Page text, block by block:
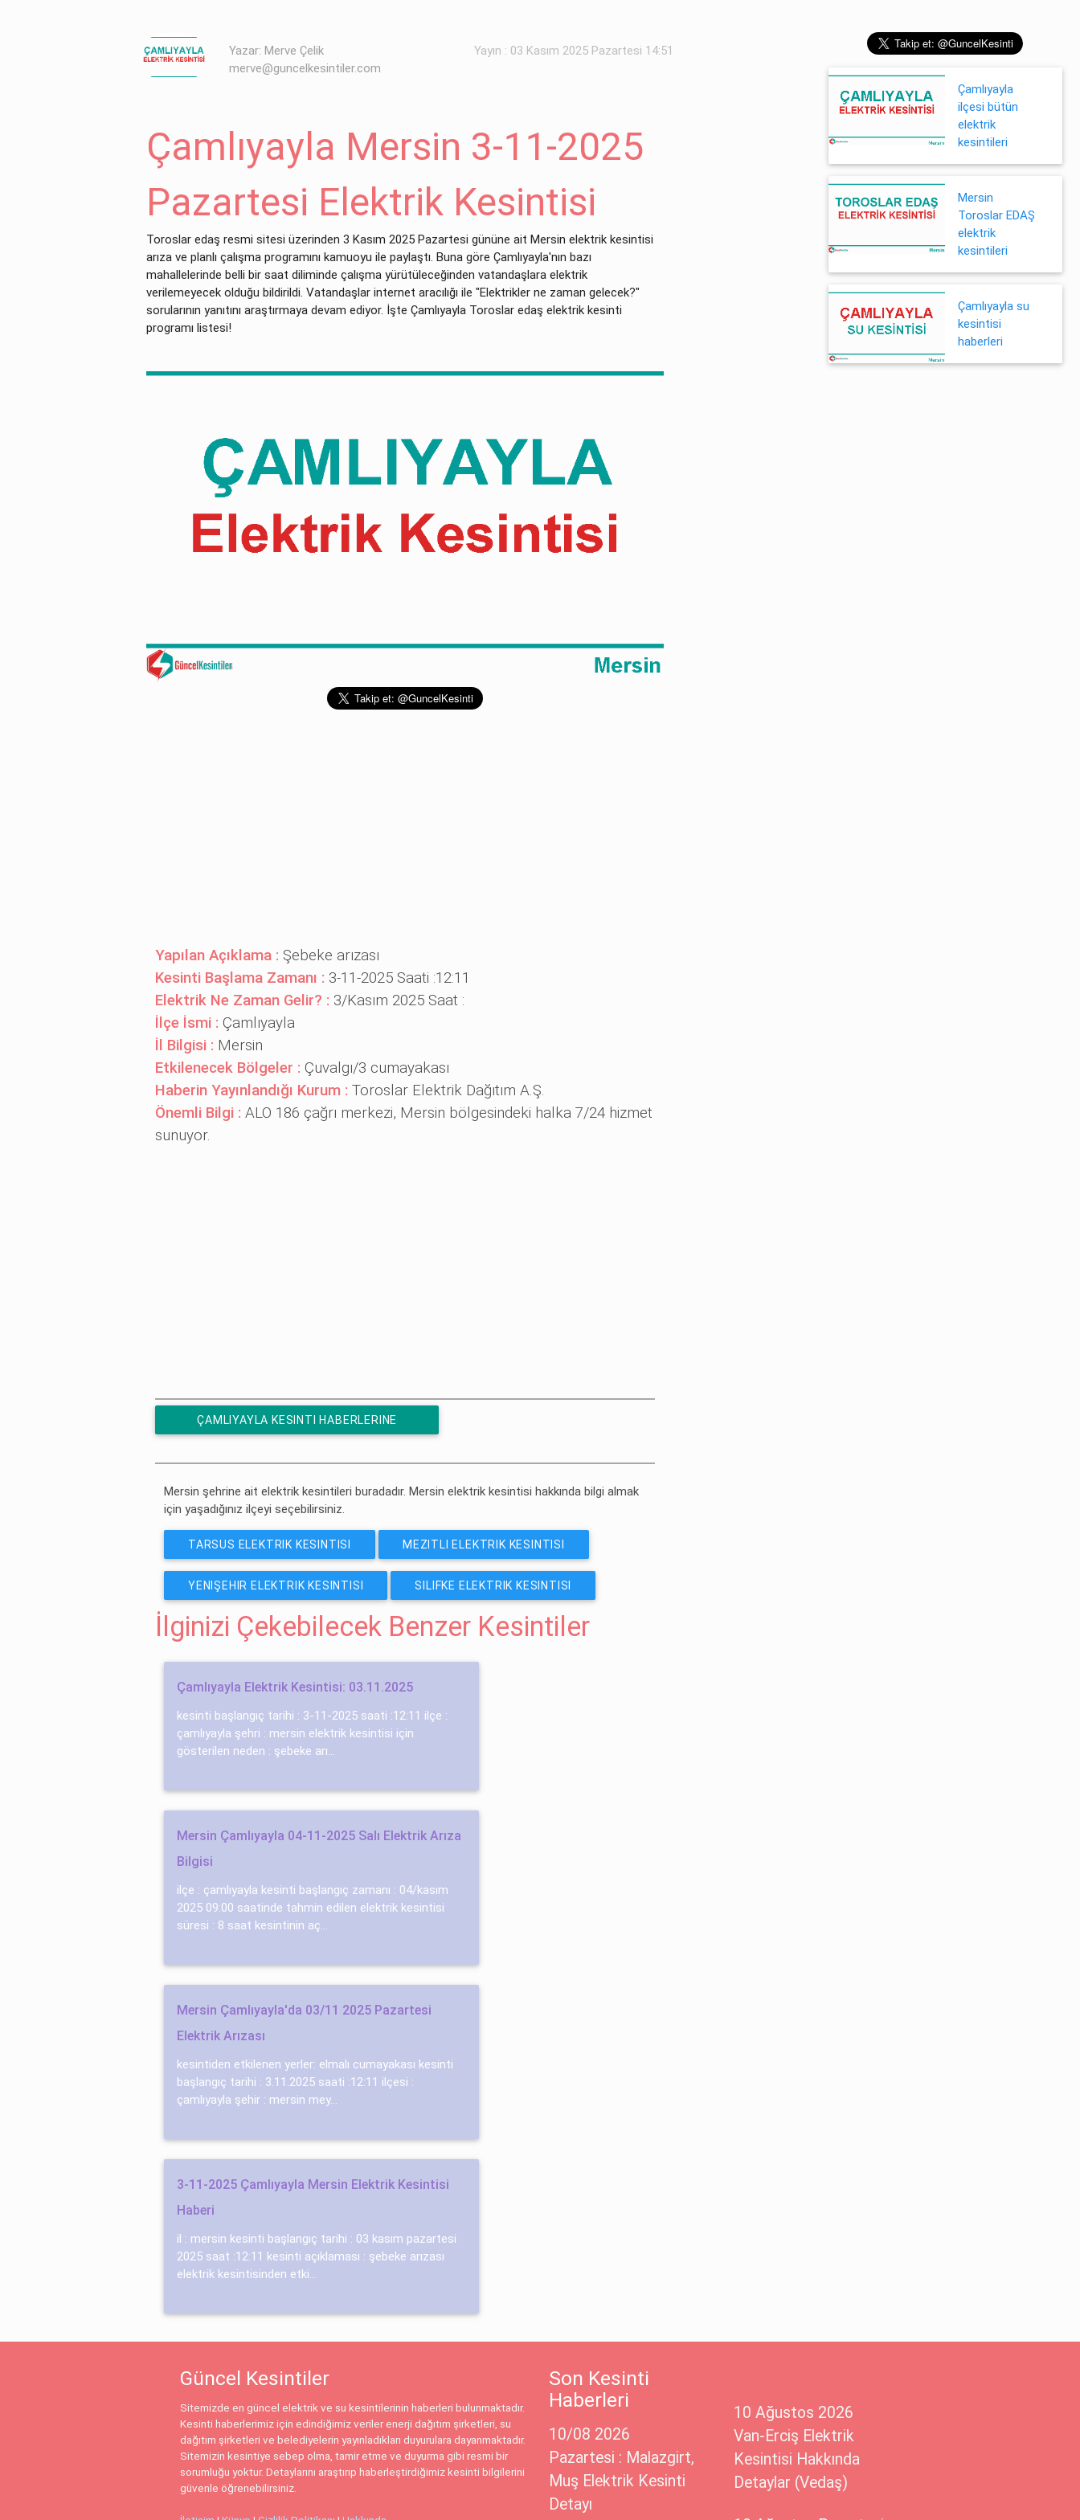
Yazar: Merve Çelik
merve@guncelkesintiler.com
Yayın : 03 Kasım 2025 Pazartesi 14:51
Çamlıyayla Mersin 3-11-2025
Pazartesi Elektrik Kesintisi
Toroslar edaş resmi sitesi üzerinden 3 Kasım 2025 Pazartesi gününe ait Mersin elektrik kesintisi
arıza ve planlı çalışma programını kamuoyu ile paylaştı. Buna göre Çamlıyayla'nın bazı
mahallelerinde belli bir saat diliminde çalışma yürütüleceğinden vatandaşlara elektrik
verilemeyecek olduğu bildirildi. Vatandaşlar internet aracılığı ile "Elektrikler ne zaman gelecek?"
sorularının yanıtını araştırmaya devam ediyor. İşte Çamlıyayla Toroslar edaş elektrik kesinti
programı listesi!
Yapılan Açıklama : Şebeke arızası
Kesinti Başlama Zamanı : 3-11-2025 Saati :12:11
Elektrik Ne Zaman Gelir? : 3/Kasım 2025 Saat :
İlçe İsmi : Çamlıyayla
İl Bilgisi : Mersin
Etkilenecek Bölgeler : Çuvalgı/3 cumayakası
Haberin Yayınlandığı Kurum : Toroslar Elektrik Dağıtım A.Ş.
Önemli Bilgi : ALO 186 çağrı merkezi, Mersin bölgesindeki halka 7/24 hizmet
sunuyor.
ÇAMLIYAYLA KESINTI HABERLERINE
Mersin şehrine ait elektrik kesintileri buradadır. Mersin elektrik kesintisi hakkında bilgi almak
için yaşadığınız ilçeyi seçebilirsiniz.
TARSUS ELEKTRIK KESINTISI MEZITLI ELEKTRIK KESINTISI
YENIŞEHIR ELEKTRIK KESINTISI SILIFKE ELEKTRIK KESINTISI
İlginizi Çekebilecek Benzer Kesintiler
Çamlıyayla Elektrik Kesintisi: 03.11.2025
kesinti başlangıç tarihi : 3-11-2025 saati :12:11 ilçe :
çamlıyayla şehri : mersin elektrik kesintisi için
gösterilen neden : şebeke arı...
Mersin Çamlıyayla 04-11-2025 Salı Elektrik Arıza
Bilgisi
ilçe : çamlıyayla kesinti başlangıç zamanı : 04/kasım
2025 09:00 saatinde tahmin edilen elektrik kesintisi
süresi : 8 saat kesintinin aç...
Mersin Çamlıyayla'da 03/11 2025 Pazartesi
Elektrik Arızası
kesintiden etkilenen yerler: elmalı cumayakası kesinti
başlangıç tarihi : 3.11.2025 saati :12:11 ilçesi :
çamlıyayla şehir : mersin mey...
3-11-2025 Çamlıyayla Mersin Elektrik Kesintisi
Haberi
il : mersin kesinti başlangıç tarihi : 03 kasım pazartesi
2025 saat :12:11 kesinti açıklaması : şebeke arızası
elektrik kesintisinden etki...
Çamlıyayla
ilçesi bütün
elektrik
kesintileri
Mersin
Toroslar EDAŞ
elektrik
kesintileri
Çamlıyayla su
kesintisi
haberleri
Güncel Kesintiler
Sitemizde en güncel elektrik ve su kesintilerinin haberleri bulunmaktadır.
Kesinti haberlerimiz için edindiğimiz veriler enerji dağıtım şirketleri, su
dağıtım şirketleri ve belediyelerin yayınladıkları duyurulara dayanmaktadır.
Sitemizin kesintiye sebep olma, tamir etme ve duyurma gibi resmi bir
sorumluğu yoktur. Detaylarını araştırıp haberleştirdiğimiz kesinti bilgilerini
güvenle öğrenebilirsiniz.
Son Kesinti
Haberleri
10/08 2026
Pazartesi : Malazgirt,
Muş Elektrik Kesinti
Detayı
10 Ağustos 2026
Van-Erciş Elektrik
Kesintisi Hakkında
Detaylar (Vedaş)